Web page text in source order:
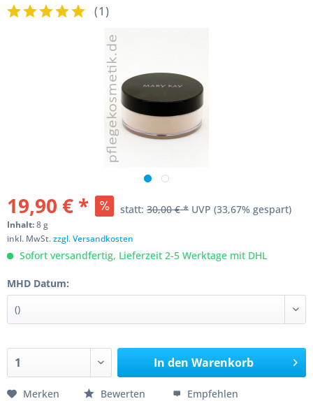
(1)
19,90 € * statt: 30,00 € * UVP (33,67% gespart)
Inhalt:8 g
inkl. MwSt.zzgl. Versandkosten
Sofort versandfertig, Lieferzeit 2-5 Werktage mit DHL
MHD Datum:
In den Warenkorb
Merken Bewerten Empfehlen